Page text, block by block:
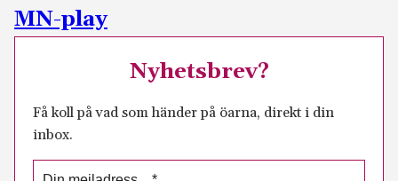
MN-play
Nyhetsbrev?
Få koll på vad som händer på öarna, direkt i din
inbox.